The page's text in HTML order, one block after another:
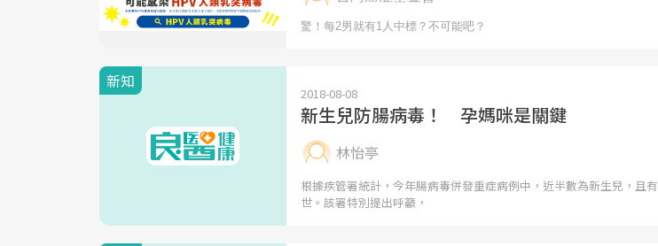
新知
2018-08-08
新生兒防腸病毒！ 孕媽咪是關鍵
林怡亭
根據疾管署統計，今年腸病毒併發重症病例中，近半數為新生兒，且
世。該署特別提出呼籲，